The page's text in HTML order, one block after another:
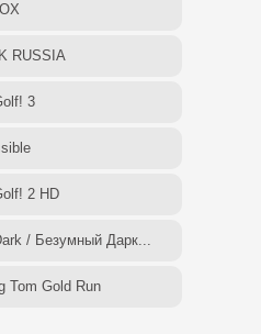
RUSSIA
3
2 HD
/ Безумный Дарк...
Tom Gold Run